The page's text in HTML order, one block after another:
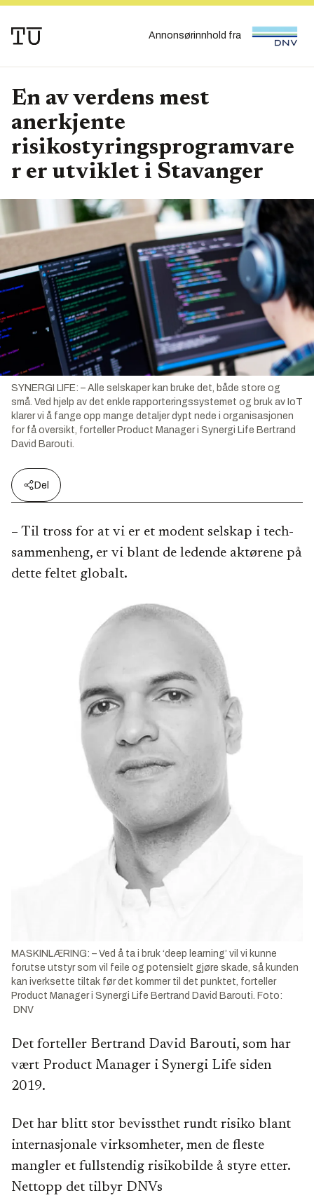
Annonsørinnhold fra
En av verdens mest
anerkjente
risikostyringsprogramvare
r er utviklet i Stavanger
SYNERGI LIFE: – Alle selskaper kan bruke det, både store og
små. Ved hjelp av det enkle rapporteringssystemet og bruk av IoT
klarer vi å fange opp mange detaljer dypt nede i organisasjonen
for få oversikt, forteller Product Manager i Synergi Life Bertrand
David Barouti.
Del
– Til tross for at vi er et modent selskap i tech-
sammenheng, er vi blant de ledende aktørene på
dette feltet globalt.
MASKINLÆRING: – Ved å ta i bruk ‘deep learning’ vil vi kunne
forutse utstyr som vil feile og potensielt gjøre skade, så kunden
kan iverksette tiltak før det kommer til det punktet, forteller
Product Manager i Synergi Life Bertrand David Barouti. Foto:
DNV
Det forteller Bertrand David Barouti, som har
vært Product Manager i Synergi Life siden
2019.
Det har blitt stor bevissthet rundt risiko blant
internasjonale virksomheter, men de fleste
mangler et fullstendig risikobilde å styre etter.
Nettopp det tilbyr DNVs